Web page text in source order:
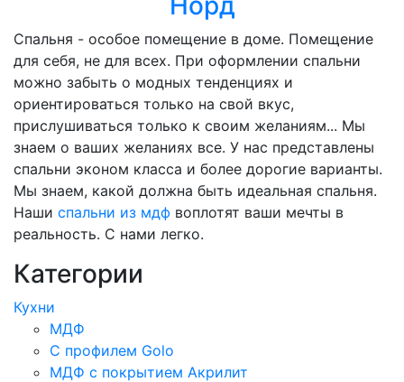
Спальня - особое помещение в доме. Помещение
для себя, не для всех. При оформлении спальни
можно забыть о модных тенденциях и
ориентироваться только на свой вкус,
прислушиваться только к своим желаниям... Мы
знаем о ваших желаниях все. У нас представлены
спальни эконом класса и более дорогие варианты.
Мы знаем, какой должна быть идеальная спальня.
Наши спальни из мдф воплотят ваши мечты в
реальность. С нами легко.
Категории
Кухни
МДФ
С профилем Golo
МДФ с покрытием Акрилит